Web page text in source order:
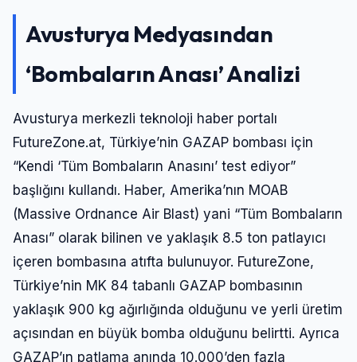
Avusturya Medyasından
‘Bombaların Anası’ Analizi
Avusturya merkezli teknoloji haber portalı
FutureZone.at, Türkiye’nin GAZAP bombası için
“Kendi ‘Tüm Bombaların Anasını’ test ediyor”
başlığını kullandı. Haber, Amerika’nın MOAB
(Massive Ordnance Air Blast) yani “Tüm Bombaların
Anası” olarak bilinen ve yaklaşık 8.5 ton patlayıcı
içeren bombasına atıfta bulunuyor. FutureZone,
Türkiye’nin MK 84 tabanlı GAZAP bombasının
yaklaşık 900 kg ağırlığında olduğunu ve yerli üretim
açısından en büyük bomba olduğunu belirtti. Ayrıca
GAZAP’ın patlama anında 10.000’den fazla